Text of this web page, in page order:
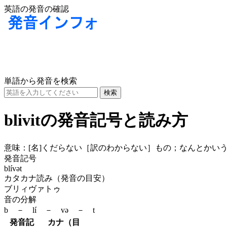
英語の発音の確認
単語から発音を検索
blivitの発音記号と読み方
意味： [名] くだらない［訳のわからない］もの；なんとかい
発音記号
blívət
カタカナ読み（発音の目安）
ブリィヴァトゥ
音の分解
b － lí － və － t
発音記
カナ（目